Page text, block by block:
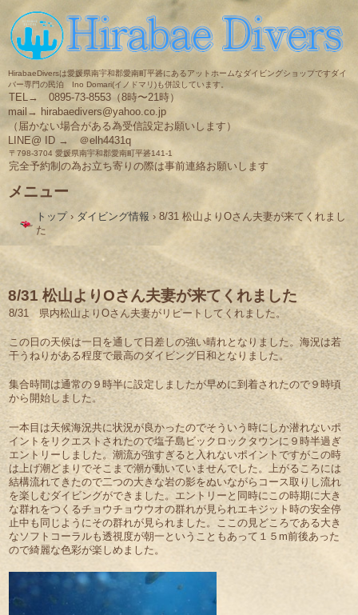
HirabaeDiversは愛媛県南宇和郡愛南町平碆にあるアットホームなダイビングショップですダイ
バー専門の民泊 Ino Domari(イノドマリ)も併設しています。
TEL→ 0895-73-8553（8時〜21時）
mail→ hirabaedivers@yahoo.co.jp
（届かない場合がある為受信設定お願いします）
LINE@ ID → ＠elh4431q
〒798-3704 愛媛県南宇和郡愛南町平碆141-1
完全予約制の為お立ち寄りの際は事前連絡お願いします
メニュー
ン
ス
キ
ッ
プ
トップ › ダイビング情報 › 8/31 松山よりOさん夫妻が来てくれまし
た
8/31 松山よりOさん夫妻が来てくれました
8/31 県内松山よりOさん夫妻がリピートしてくれました。
この日の天候は一日を通して日差しの強い晴れとなりました。海況は若
干うねりがある程度で最高のダイビング日和となりました。
集合時間は通常の９時半に設定しましたが早めに到着されたので９時頃
から開始しました。
一本目は天候海況共に状況が良かったのでそういう時にしか潜れないポ
イントをリクエストされたので塩子島ビックロックタウンに９時半過ぎ
エントリーしました。潮流が強すぎると入れないポイントですがこの時
は上げ潮どまりでそこまで潮が動いていませんでした。上がるころには
結構流れてきたので二つの大きな岩の影をぬいながらコース取りし流れ
を楽しむダイビングができました。エントリーと同時にこの時期に大き
な群れをつくるチョウチョウウオの群れが見られエキジット時の安全停
止中も同じようにその群れが見られました。ここの見どころである大き
なソフトコーラルも透視度が朝一ということもあって１５m前後あった
ので綺麗な色彩が楽しめました。